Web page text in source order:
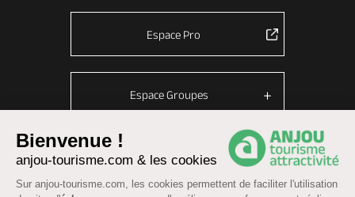
Bienvenue !
anjou-tourisme.com & les cookies
Sur anjou-tourisme.com, les cookies permettent de faciliter l'utilisation
Espace Pro
Espace Groupes
© Anjou tourisme 2026 -Plan du site-Fonctionnement du site
Mentions légales Données personnelles